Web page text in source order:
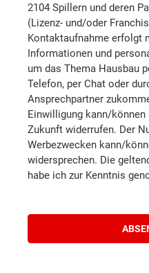
Wiener Neustadt
Wiener Neustadt
Waidhofen an der
Waidhofen an der
Zwettl
Braunau am Inn
2104 Spillern und deren
(Lizenz- und/oder
Kontaktaufnahme erfolgt
Informationen und
um das Thema Hausbau
Telefon, per Chat oder
Ansprechpartner
Einwilligung kann/
Zukunft widerrufen. Der
Werbezwecken kann/
widersprechen. Die
habe ich zur Kenntnis